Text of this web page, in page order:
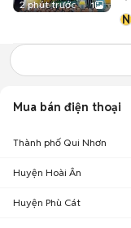
2 phút trước 1
N
Mua bán điện thoại
Thành phố Qui Nhơn
Huyện Hoài Ân
Huyện Phù Cát